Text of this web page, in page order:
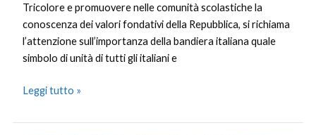
Tricolore e promuovere nelle comunità scolastiche la
conoscenza dei valori fondativi della Repubblica, si richiama
l’attenzione sull’importanza della bandiera italiana quale
simbolo di unità di tutti gli italiani e
Leggi tutto »